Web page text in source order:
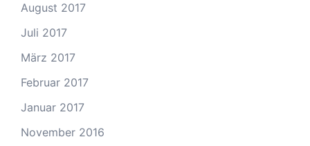
August 2017
Juli 2017
März 2017
Februar 2017
Januar 2017
November 2016